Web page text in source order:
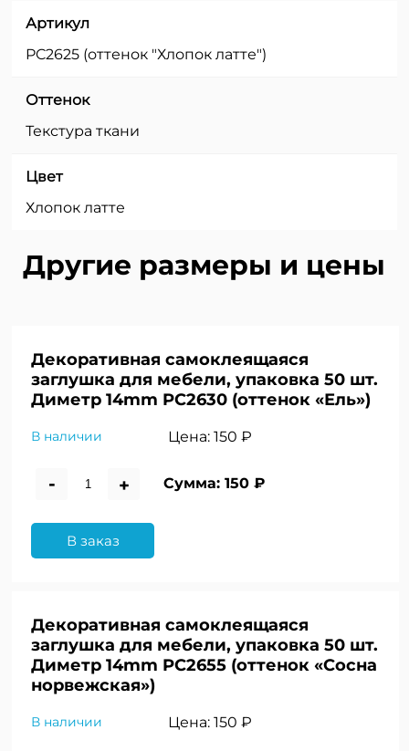
Артикул
PC2625 (оттенок "Хлопок латте")
Оттенок
Текстура ткани
Цвет
Хлопок латте
Другие размеры и цены
Декоративная самоклеящаяся
заглушка для мебели, упаковка 50 шт.
Диметр 14mm PC2630 (оттенок «Ель»)
В наличии Цена:150 ₽
- + Сумма:150 ₽
В заказ
Декоративная самоклеящаяся
заглушка для мебели, упаковка 50 шт.
Диметр 14mm PC2655 (оттенок «Сосна
норвежская»)
В наличии Цена:150 ₽